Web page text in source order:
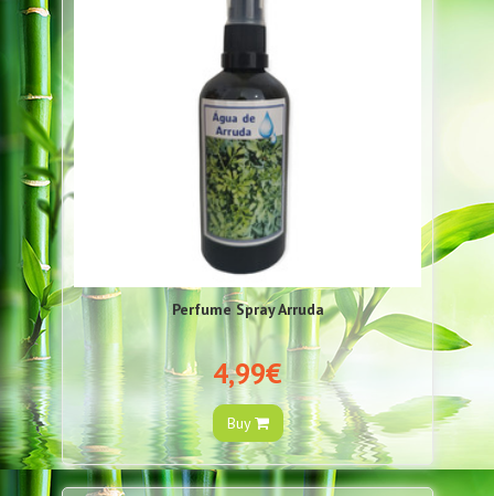
Perfume Spray Arruda
4,99€
Buy